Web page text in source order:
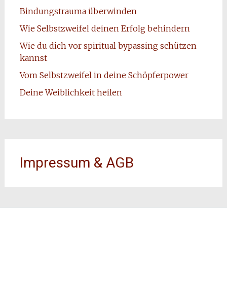
Bindungstrauma überwinden
Wie Selbstzweifel deinen Erfolg behindern
Wie du dich vor spiritual bypassing schützen
kannst
Vom Selbstzweifel in deine Schöpferpower
Deine Weiblichkeit heilen
Impressum & AGB